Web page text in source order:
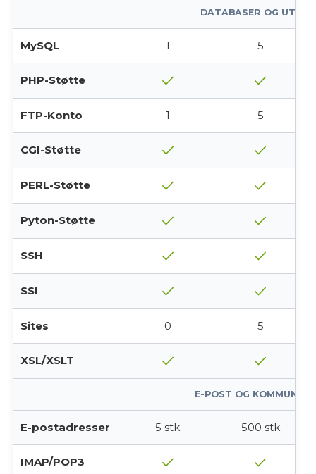
DATABASER OG
MySQL 1 5
PHP-Støtte check check
FTP-Konto 1 5
CGI-Støtte check check
PERL-Støtte check check
Pyton-Støtte check check
SSH check check
SSI check check
Sites 0 5
XSL/XSLT check check
E-POST OG
E-postadresser 5 stk 500 stk
IMAP/POP3 check check